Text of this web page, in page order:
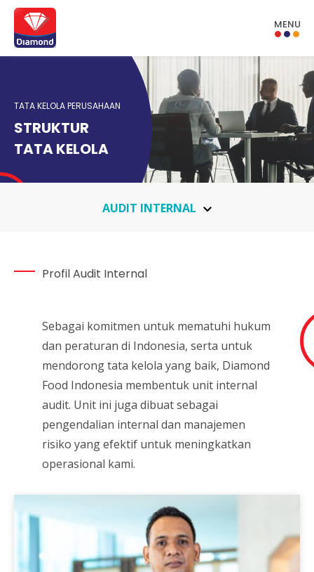
MENU
TATA KELOLA PERUSAHAAN
STRUKTUR
TATA KELOLA
AUDIT INTERNAL
Profil Audit Internal
Sebagai komitmen untuk mematuhi hukum
dan peraturan di Indonesia, serta untuk
mendorong tata kelola yang baik, Diamond
Food Indonesia membentuk unit internal
audit. Unit ini juga dibuat sebagai
pengendalian internal dan manajemen
risiko yang efektif untuk meningkatkan
operasional kami.